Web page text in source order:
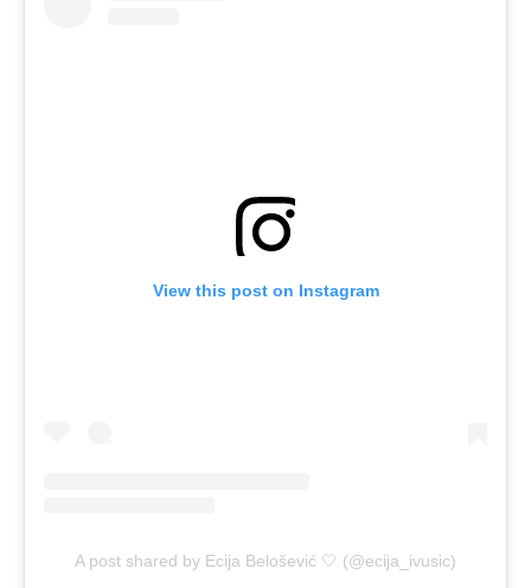
View this post on Instagram
A post shared by Ecija Belošević 🤍 (@ecija_ivusic)